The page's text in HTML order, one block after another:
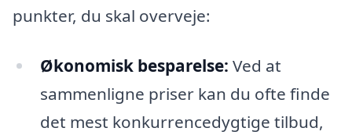
punkter, du skal overveje:
Økonomisk besparelse: Ved at
sammenligne priser kan du ofte finde
det mest konkurrencedygtige tilbud,